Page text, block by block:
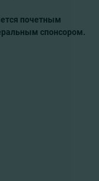
почетным
спонсором.